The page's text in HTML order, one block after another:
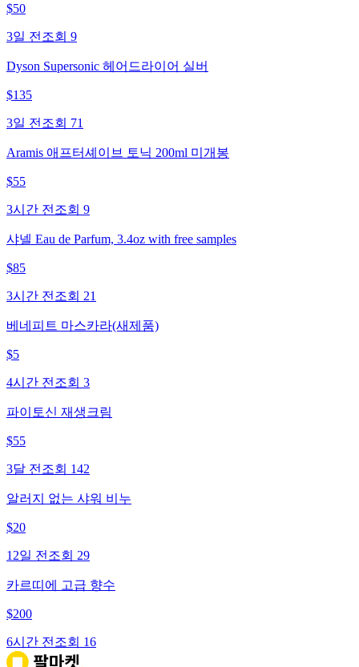
$50
3일 전 조회 9
Dyson Supersonic 헤어드라이어 실버
$135
3일 전 조회 71
Aramis 애프터셰이브 토닉 200ml 미개봉
$55
3시간 전 조회 9
샤넬 Eau de Parfum, 3.4oz with free samples
$85
3시간 전 조회 21
베네피트 마스카라(새제품)
$5
4시간 전 조회 3
파이토신 재생크림
$55
3달 전 조회 142
알러지 없는 샤워 비누
$20
12일 전 조회 29
카르띠에 고급 향수
$200
6시간 전 조회 16